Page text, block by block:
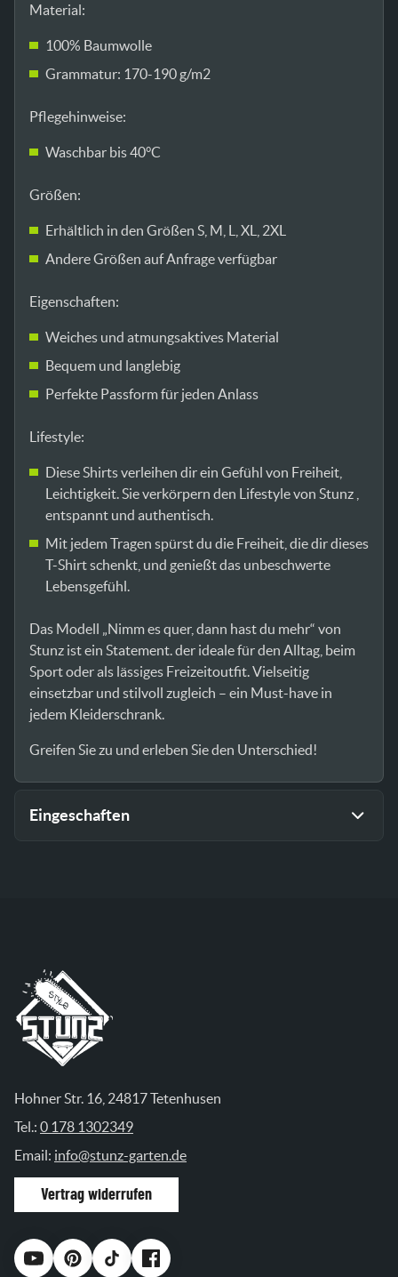
Material:
100% Baumwolle
Grammatur: 170-190 g/m2
Pflegehinweise:
Waschbar bis 40°C
Größen:
Erhältlich in den Größen S, M, L, XL, 2XL
Andere Größen auf Anfrage verfügbar
Eigenschaften:
Weiches und atmungsaktives Material
Bequem und langlebig
Perfekte Passform für jeden Anlass
Lifestyle:
Diese Shirts verleihen dir ein Gefühl von Freiheit,
Leichtigkeit. Sie verkörpern den Lifestyle von Stunz ,
entspannt und authentisch.
Mit jedem Tragen spürst du die Freiheit, die dir dieses
T-Shirt schenkt, und genießt das unbeschwerte
Lebensgefühl.
Das Modell „Nimm es quer, dann hast du mehr“ von
Stunz ist ein Statement. der ideale für den Alltag, beim
Sport oder als lässiges Freizeitoutfit. Vielseitig
einsetzbar und stilvoll zugleich – ein Must-have in
jedem Kleiderschrank.
Greifen Sie zu und erleben Sie den Unterschied!
Eingeschaften
Hohner Str. 16, 24817 Tetenhusen
Tel.: 0 178 1302349
Email: info@stunz-garten.de
Vertrag widerrufen